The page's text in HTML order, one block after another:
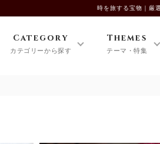
時を旅する宝物｜厳
Category
カテゴリーから探す
Themes
テーマ・特集